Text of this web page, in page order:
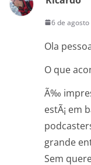
6 de agosto
Ola
O que
Ã‰
estÃ¡ em
grande
Sem